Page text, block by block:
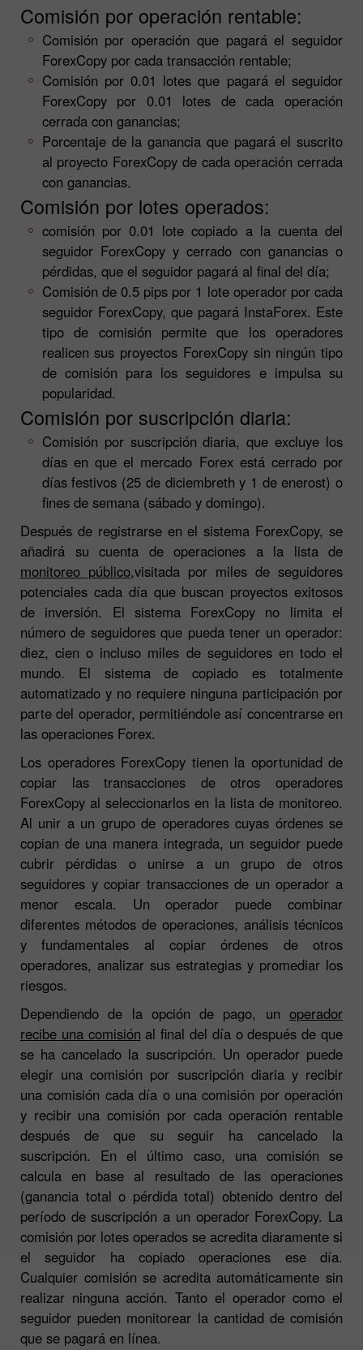
Comisión por operación rentable:
Comisión por operación que pagará el seguidor
ForexCopy por cada transacción rentable;
Comisión por 0.01 lotes que pagará el seguidor
ForexCopy por 0.01 lotes de cada operación
cerrada con ganancias;
Porcentaje de la ganancia que pagará el suscrito
al proyecto ForexCopy de cada operación cerrada
con ganancias.
Comisión por lotes operados:
comisión por 0.01 lote copiado a la cuenta del
seguidor ForexCopy y cerrado con ganancias o
pérdidas, que el seguidor pagará al final del día;
Comisión de 0.5 pips por 1 lote operador por cada
seguidor ForexCopy, que pagará InstaForex. Este
tipo de comisión permite que los operadores
realicen sus proyectos ForexCopy sin ningún tipo
de comisión para los seguidores e impulsa su
popularidad.
Comisión por suscripción diaria:
Comisión por suscripción diaria, que excluye los
días en que el mercado Forex está cerrado por
días festivos (25 de diciembreth y 1 de enerost) o
fines de semana (sábado y domingo).
Después de registrarse en el sistema ForexCopy, se
añadirá su cuenta de operaciones a la lista de
monitoreo público,visitada por miles de seguidores
potenciales cada día que buscan proyectos exitosos
de inversión. El sistema ForexCopy no limita el
número de seguidores que pueda tener un operador:
diez, cien o incluso miles de seguidores en todo el
mundo. El sistema de copiado es totalmente
automatizado y no requiere ninguna participación por
parte del operador, permitiéndole así concentrarse en
las operaciones Forex.
Los operadores ForexCopy tienen la oportunidad de
copiar las transacciones de otros operadores
ForexCopy al seleccionarlos en la lista de monitoreo.
Al unir a un grupo de operadores cuyas órdenes se
copian de una manera integrada, un seguidor puede
cubrir pérdidas o unirse a un grupo de otros
seguidores y copiar transacciones de un operador a
menor escala. Un operador puede combinar
diferentes métodos de operaciones, análisis técnicos
y fundamentales al copiar órdenes de otros
operadores, analizar sus estrategias y promediar los
riesgos.
Dependiendo de la opción de pago, un operador
recibe una comisión al final del día o después de que
se ha cancelado la suscripción. Un operador puede
elegir una comisión por suscripción diaria y recibir
una comisión cada día o una comisión por operación
y recibir una comisión por cada operación rentable
después de que su seguir ha cancelado la
suscripción. En el último caso, una comisión se
calcula en base al resultado de las operaciones
(ganancia total o pérdida total) obtenido dentro del
período de suscripción a un operador ForexCopy. La
comisión por lotes operados se acredita diaramente si
el seguidor ha copiado operaciones ese día.
Cualquier comisión se acredita automáticamente sin
realizar ninguna acción. Tanto el operador como el
seguidor pueden monitorear la cantidad de comisión
que se pagará en línea.